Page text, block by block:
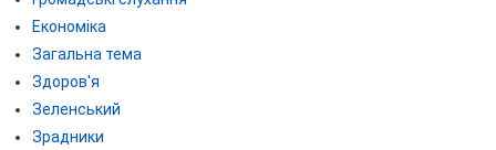
Економіка
Загальна тема
Здоров'я
Зеленський
Зрадники